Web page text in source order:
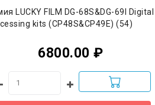
LUCKY FILM DG-68S&DG-69I Digital
kits (CP48S&CP49E) (54)
6800.00 ₽